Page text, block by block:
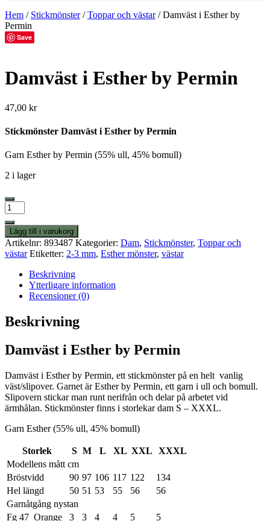
Hem / Stickmönster/Toppar och västar/ Damväst i Esther by
Permin
Save
Damväst i Esther by Permin
47,00 kr
Stickmönster Damväst i Esther by Permin
Garn Esther by Permin (55% ull, 45% bomull)
2 i lager
Damväst
i
Esther
by
Permin
mängd
Lägg till i varukorg
Artikelnr: 893487 Kategorier: Dam, Stickmönster, Toppar och
västar Etiketter: 2-3 mm, Esther mönster, västar
Beskrivning
Ytterligare information
Recensioner (0)
Beskrivning
Damväst i Esther by Permin
Damväst i Esther by Permin, ett stickmönster på en helt vanlig
väst/slipover. Garnet är Esther by Permin, ett garn i ull och bomull.
Slipovern stickar man runt nerifrån och delar på arbetet vid
ärmhålan. Stickmönster finns i storlekar dam S – XXXL.
Garn Esther (55% ull, 45% bomull)
Storlek S M L XL XXL
XXXL
Modellens mått cm
Bröstvidd
90 97 106 117 122
134
Hel längd
50 51 53 55 56
56
Garnåtgång nystan
Fg 47 Orange
3 3 4 4 5 5